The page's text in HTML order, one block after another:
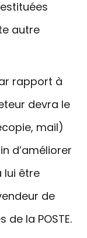
autre
rapport à
devra le
mail)
d’améliorer
lui être
de
la POSTE.